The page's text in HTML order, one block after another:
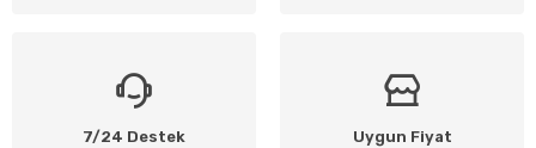
7/24 Destek
Uygun Fiyat